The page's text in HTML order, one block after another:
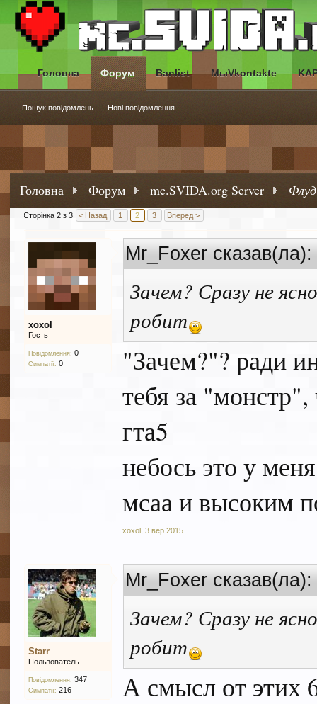
Головна Форум mc.SVIDA.org Server Флуд
Сторінка 2 з 3 < Назад 1 2 3 Вперед >
xoxol
Гость
Повідомлення: 0
Симпатії: 0
Mr_Foxer
Зачем? Сразу не
робит
"Зачем?"? ради
тебя за
гта5
небось это у
мсаа и высоким
xoxol ,3 вер 2015
Starr
Пользователь
Повідомлення: 347
Симпатії: 216
Mr_Foxer
Зачем? Сразу не
робит
А смысл от этих
Головна Форум
Пошук повідомлень Нові повідомлення
Banlist МыVkontakte